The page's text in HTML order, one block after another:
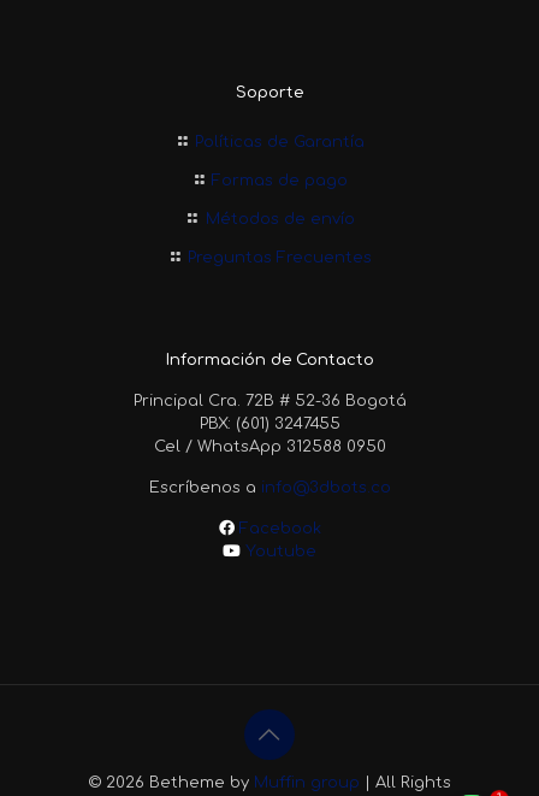
Soporte
Políticas de Garantía
Formas de pago
Métodos de envío
Preguntas Frecuentes
Información de Contacto
Principal Cra. 72B # 52-36 Bogotá
PBX: (601) 3247455
Cel / WhatsApp 312588 0950
Escríbenos a info@3dbots.co
Facebook
Youtube
© 2026 Betheme by Muffin group | All Rights